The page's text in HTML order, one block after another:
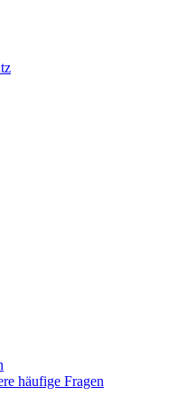
häufige Fragen